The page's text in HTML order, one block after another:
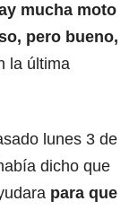
mucha moto
pero bueno,
la última
lunes 3 de
dicho que
para que